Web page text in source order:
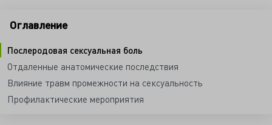
Оглавление
Послеродовая сексуальная боль
Отдаленные анатомические последствия
Влияние травм промежности на сексуальность
Профилактические мероприятия